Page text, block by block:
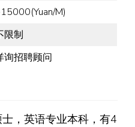
M)
限制
询招聘顾问
，英语专业本科，有4